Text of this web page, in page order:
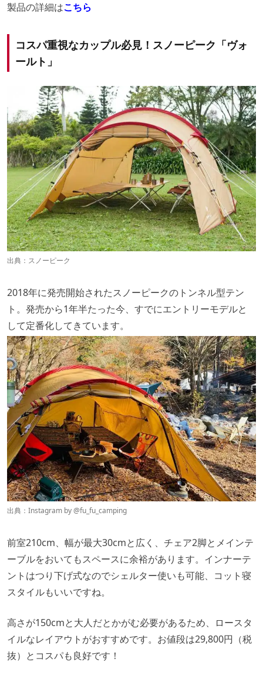
製品の詳細はこちら
コスパ重視なカップル必見！スノーピーク「ヴォ
ールト」
出典： スノーピーク
2018年に発売開始されたスノーピークのトンネル型テン
ト。発売から1年半たった今、すでにエントリーモデルと
して定番化してきています。
出典：Instagram by @fu_fu_camping
前室210cm、幅が最大30cmと広く、チェア2脚とメインテ
ーブルをおいてもスペースに余裕があります。インナーテ
ントはつり下げ式なのでシェルター使いも可能、コット寝
スタイルもいいですね。
高さが150cmと大人だとかがむ必要があるため、ロースタ
イルなレイアウトがおすすめです。お値段は29,800円（税
抜）とコスパも良好です！